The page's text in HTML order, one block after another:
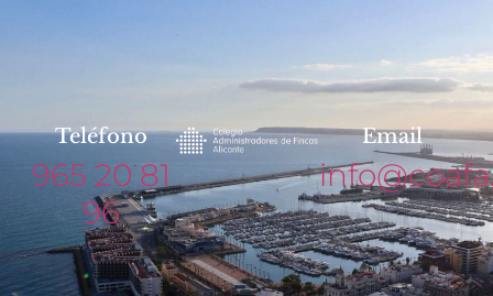
Teléfono
965 20 81
96
Email